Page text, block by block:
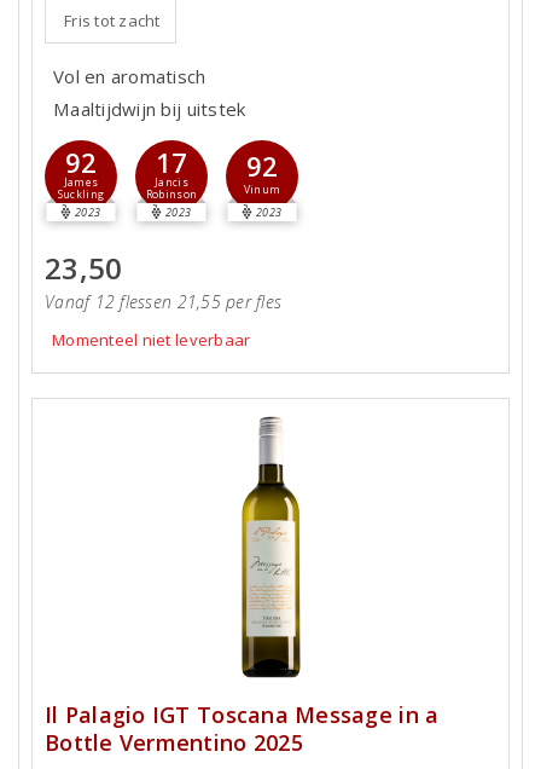
Fris tot zacht
Vol en aromatisch
Maaltijdwijn bij uitstek
92
James
Suckling
2023
17
Jancis
Robinson
2023
92
Vinum
2023
23,50
Vanaf 12 flessen 21,55 per fles
Momenteel niet leverbaar
Il Palagio IGT Toscana Message in a
Bottle Vermentino 2025